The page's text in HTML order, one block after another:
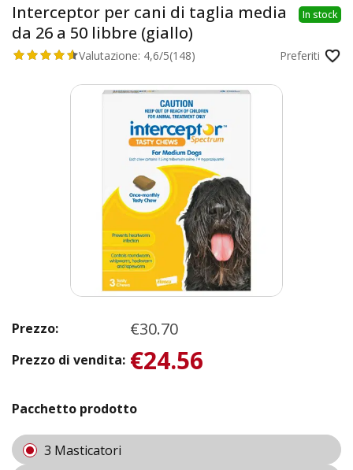
Interceptor per cani di taglia media
da 26 a 50 libbre (giallo)
In stock
Valutazione: 4,6/5(148) Preferiti
Prezzo: €30.70
Prezzo di vendita: €24.56
Pacchetto prodotto
3 Masticatori